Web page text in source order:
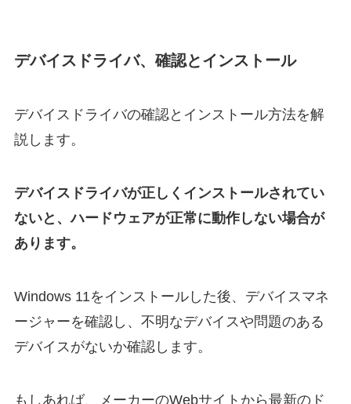
デバイスドライバ、確認とインストール
デバイスドライバの確認とインストール方法を解
説します。
デバイスドライバが正しくインストールされてい
ないと、ハードウェアが正常に動作しない場合が
あります。
Windows 11をインストールした後、デバイスマネ
ージャーを確認し、不明なデバイスや問題のある
デバイスがないか確認します。
もしあれば、メーカーのWebサイトから最新のド